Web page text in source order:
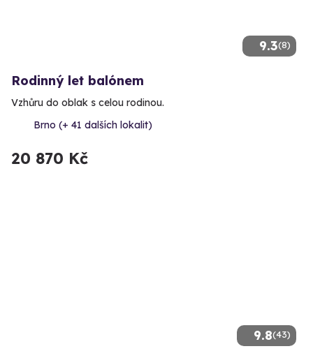
9.3(8)
Rodinný let balónem
Vzhůru do oblak s celou rodinou.
Brno (+ 41 dalších lokalit)
20 870 Kč
9.8(43)